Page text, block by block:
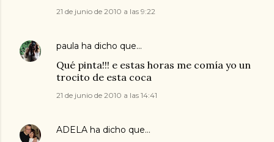
21 de junio de 2010 a las 9:22
paula ha dicho que…
Qué pinta!!! e estas horas me comía yo un
trocito de esta coca
21 de junio de 2010 a las 14:41
ADELA ha dicho que…